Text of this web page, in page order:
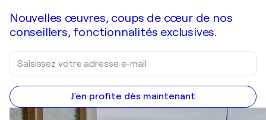
Nouvelles œuvres, coups de cœur de nos
conseillers, fonctionnalités exclusives.
J'en profite dès maintenant